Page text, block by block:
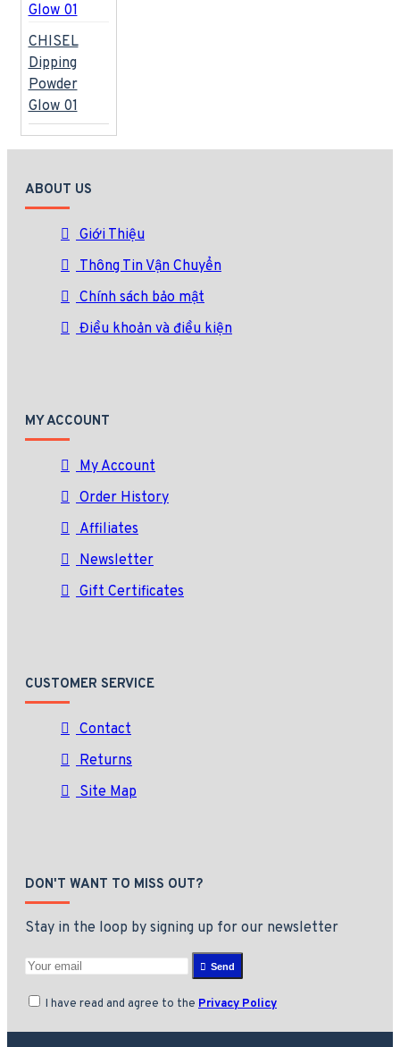
CHISEL
Dipping
Powder
Glow 01
ABOUT US
Giới Thiệu
Thông Tin Vận Chuyển
Chính sách bảo mật
Điều khoản và điều kiện
MY ACCOUNT
My Account
Order History
Affiliates
Newsletter
Gift Certificates
CUSTOMER SERVICE
Contact
Returns
Site Map
DON'T WANT TO MISS OUT?
Stay in the loop by signing up for our newsletter
Send
I have read and agree to the Privacy Policy